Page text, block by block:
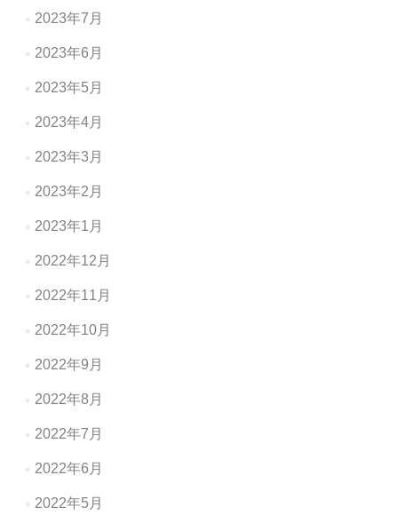
2023年7月
2023年6月
2023年5月
2023年4月
2023年3月
2023年2月
2023年1月
2022年12月
2022年11月
2022年10月
2022年9月
2022年8月
2022年7月
2022年6月
2022年5月